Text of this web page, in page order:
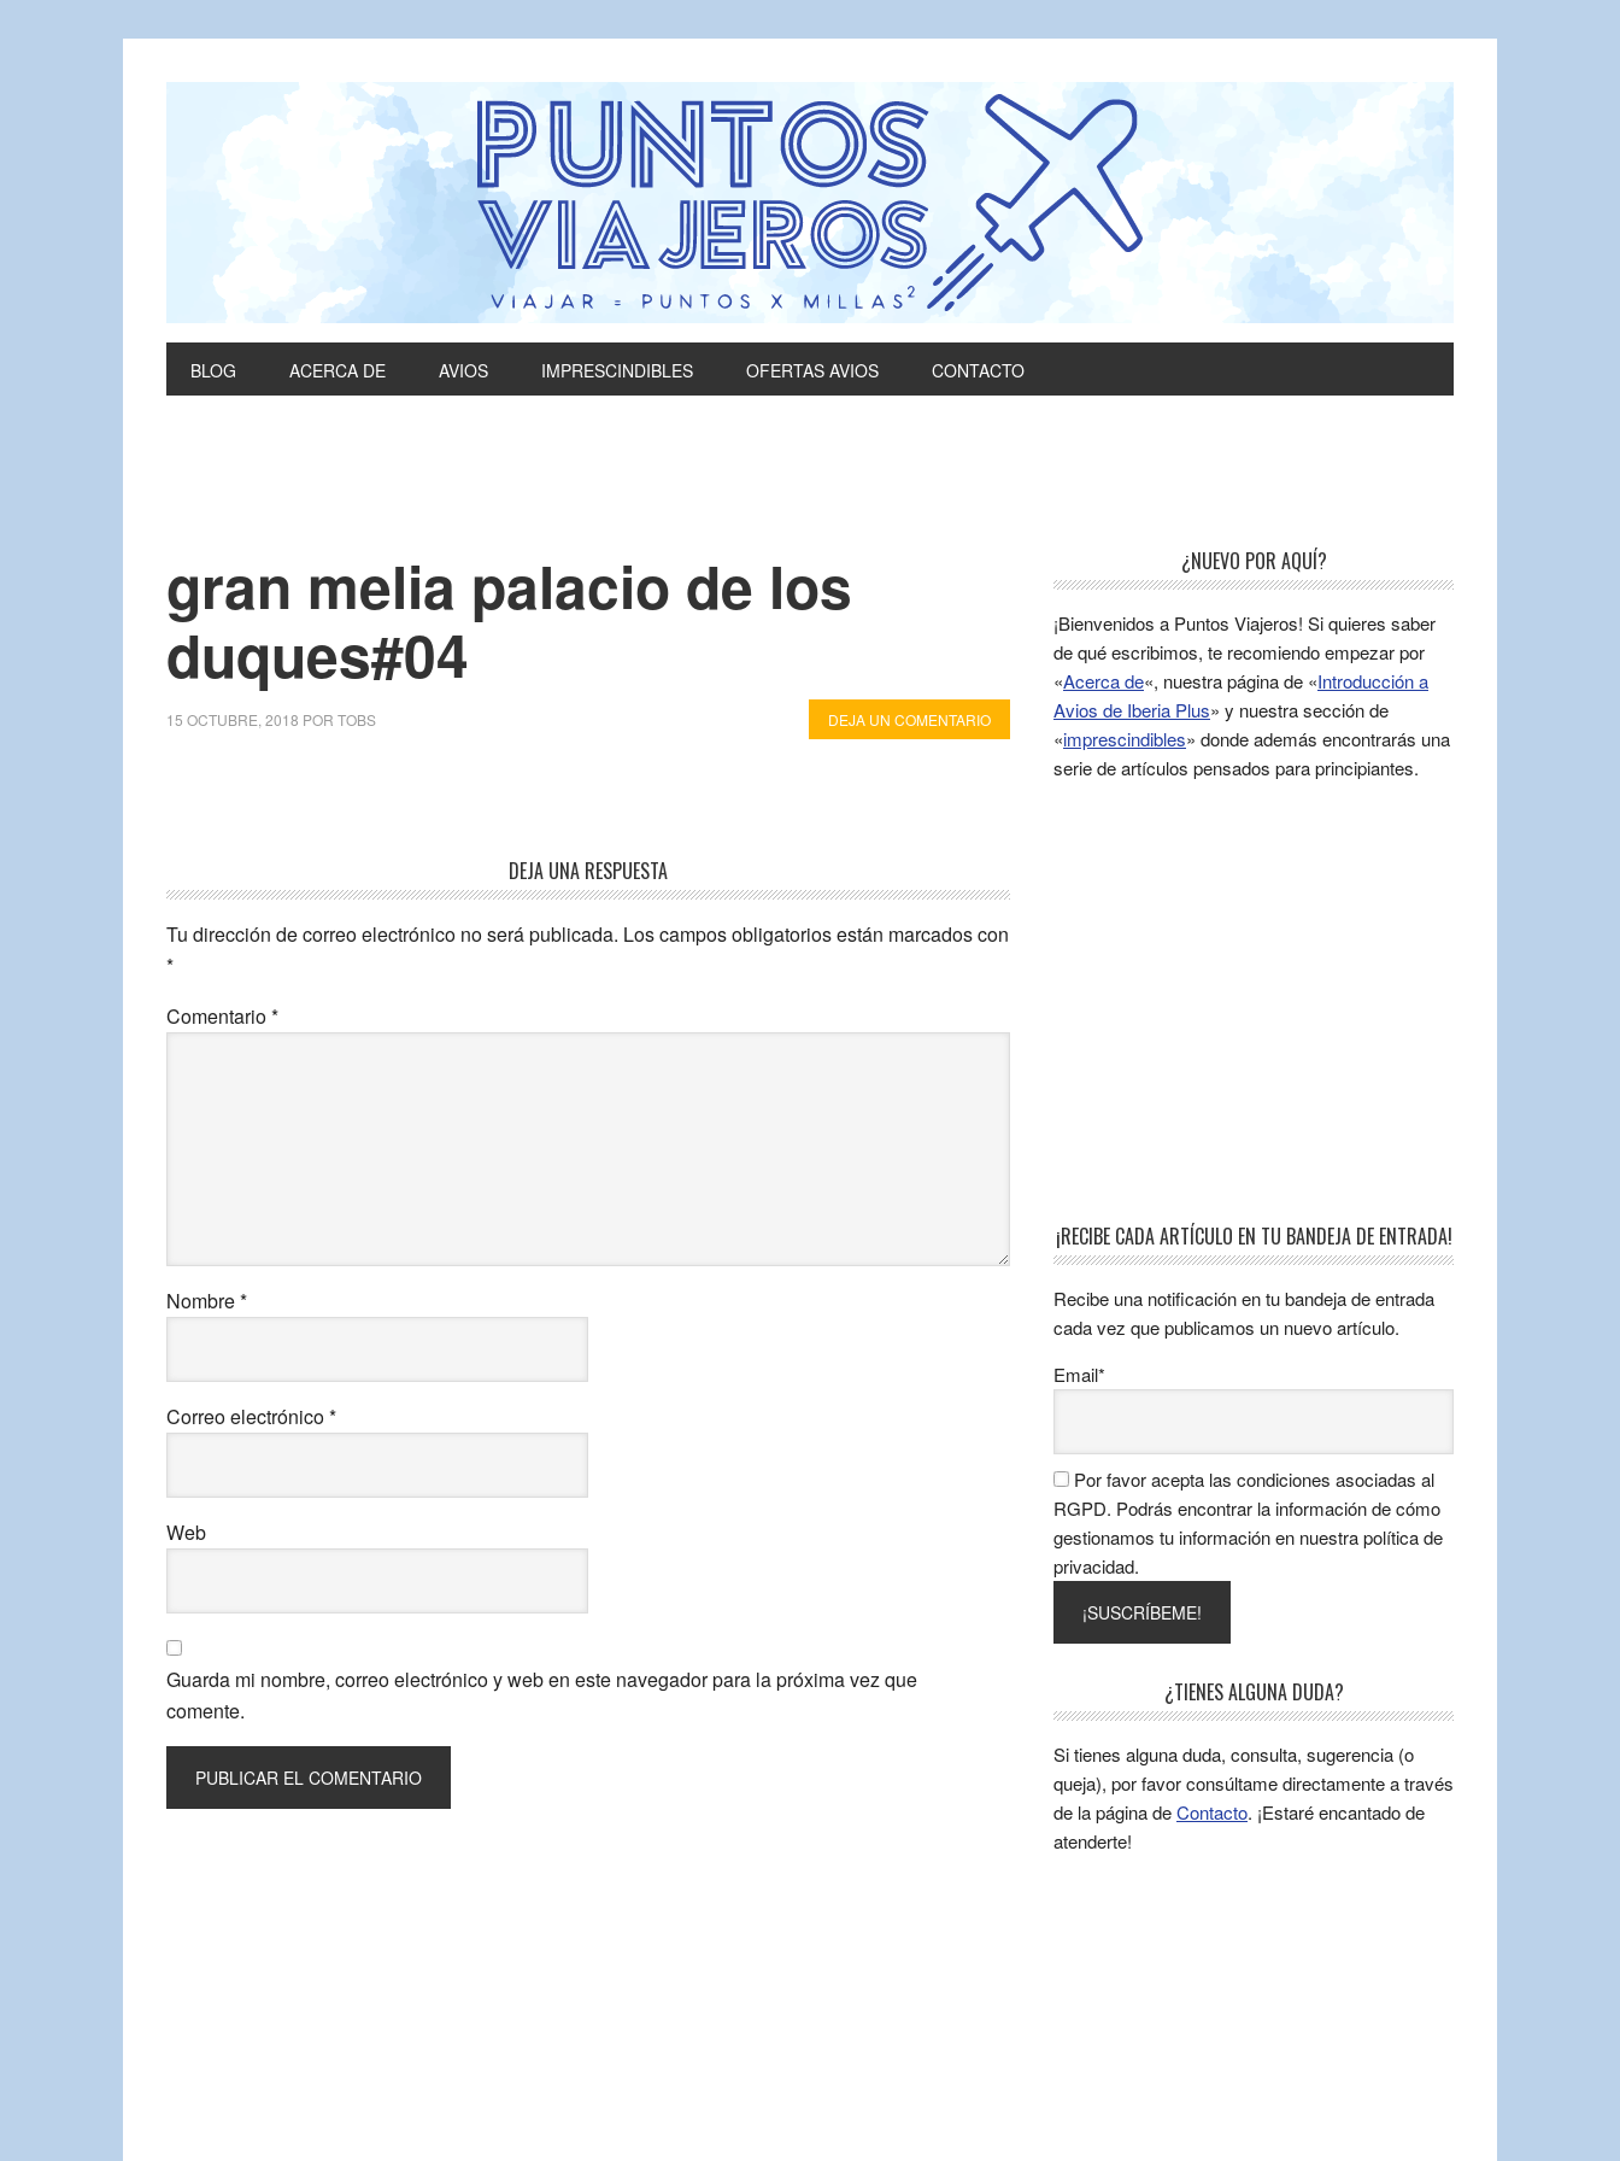
BLOG ACERCA DE AVIOS IMPRESCINDIBLES OFERTAS AVIOS CONTACTO
gran melia palacio de los
duques#04
15 OCTUBRE, 2018 POR TOBS DEJA UN COMENTARIO
DEJA UNA RESPUESTA
Tu dirección de correo electrónico no será publicada. Los campos obligatorios están marcados con
*
Comentario*
Nombre*
Correo electrónico*
Web
Guarda mi nombre, correo electrónico y web en este navegador para la próxima vez que
comente.
¿NUEVO POR AQUÍ?
¡Bienvenidos a Puntos Viajeros! Si quieres saber
de qué escribimos, te recomiendo empezar por
«Acerca de«, nuestra página de «Introducción a
Avios de Iberia Plus» y nuestra sección de
«imprescindibles» donde además encontrarás una
serie de artículos pensados para principiantes.
¡RECIBE CADA ARTÍCULO EN TU BANDEJA DE ENTRADA!
Recibe una notificación en tu bandeja de entrada
cada vez que publicamos un nuevo artículo.
Email*
Por favor acepta las condiciones asociadas al
RGPD. Podrás encontrar la información de cómo
gestionamos tu información en nuestra política de
privacidad.
¿TIENES ALGUNA DUDA?
Si tienes alguna duda, consulta, sugerencia (o
queja), por favor consúltame directamente a través
de la página deContacto. ¡Estaré encantado de
atenderte!